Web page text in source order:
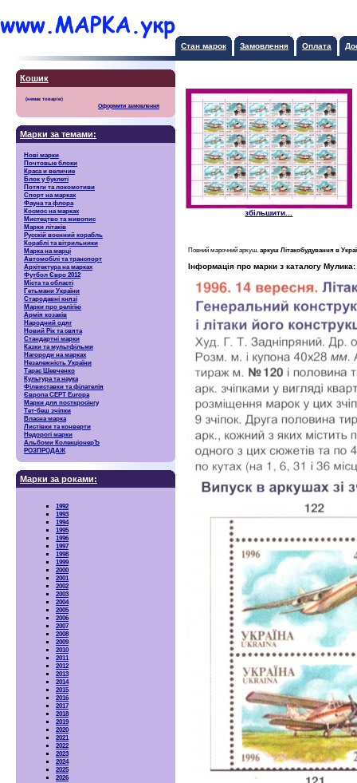
Стан марок Замовлення Оплата
Кошик
Оформити замовлення
Марки за темами:
Нові марки
Почтовые блоки
Краса и величие
Блок у буклеті
Потяги та локомотиви
Спорт на марках
Фауна та флора
Космос на марках
Мистецтво та живопис
Марки літаків
Русскiй воєнний корабль
Кораблі та вітрильники
Марка на марці
Автомобілі та транспорт
Архітектура на марках
Футбол Євро 2012
Міста та області
Гетьмани України
Стародавні князі
Марки про релігію
Армія козаків
Народний одяг
Новий Рік та свята
Стандартні марки
Казки та мультфільми
Нагороди на марках
Незалежність України
Тарас Шевченко
Культура та наука
Філвиставки та філателія
Європа CEPT Europa
Марки для посткросінгу
Тет-беш зчіпки
Власна марка
Листівки та конверти
Недорогі марки
Альбоми КолекціонерЪ
РОЗПРОДАЖ
Марки за роками:
1992
1993
1994
1995
1996
1997
1998
1999
2000
2001
2002
2003
2004
2005
2006
2007
2008
2009
2010
2011
2012
2013
2014
2015
2016
2017
2018
2019
2020
2021
2022
2023
2024
2025
2026
збільшити...
Повний марочний аркуш. аркуш Літакобудування в
Інформація про марки з каталогу Мулика: